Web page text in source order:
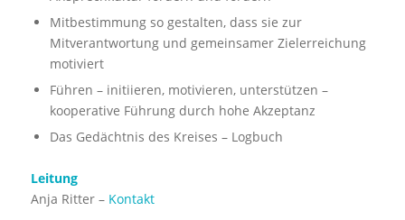
Mitbestimmung so gestalten, dass sie zur
Mitverantwortung und gemeinsamer Zielerreichung
motiviert
Führen – initiieren, motivieren, unterstützen –
kooperative Führung durch hohe Akzeptanz
Das Gedächtnis des Kreises – Logbuch
Leitung
Anja Ritter – Kontakt